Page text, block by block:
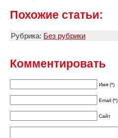
Похожие статьи:
Рубрика: Без рубрики
Комментировать
Имя (*)
Email (*)
Сайт